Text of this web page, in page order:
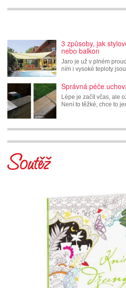
3 způsoby, jak
nebo balkon
Jaro je už v plném
ním i vysoké teploty
Správná péče
Lépe je začít včas, ale
Není to těžké, chce to